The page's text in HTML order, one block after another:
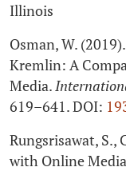
Illinois
Osman, W.
Kremlin: A
Media.
619–641. DOI:
Rungsrisawat, S.,
with Online